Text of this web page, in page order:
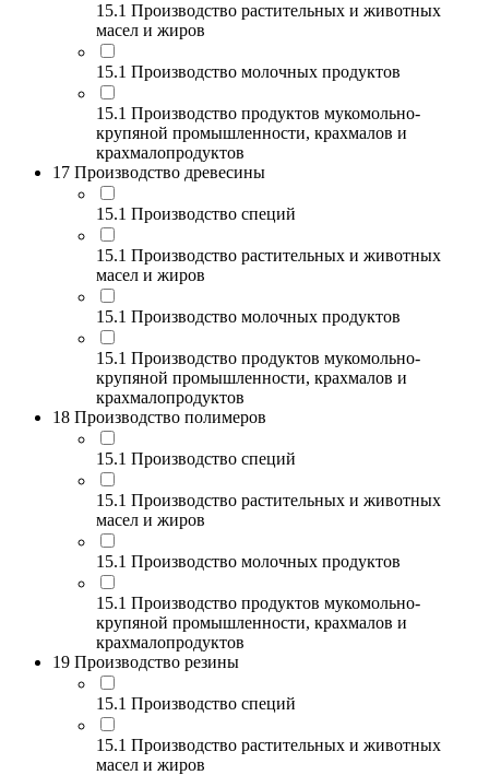
15.1 Производство растительных и животных
масел и жиров
15.1 Производство молочных продуктов
15.1 Производство продуктов мукомольно-
крупяной промышленности, крахмалов и
крахмалопродуктов
17 Производство древесины
15.1 Производство специй
15.1 Производство растительных и животных
масел и жиров
15.1 Производство молочных продуктов
15.1 Производство продуктов мукомольно-
крупяной промышленности, крахмалов и
крахмалопродуктов
18 Производство полимеров
15.1 Производство специй
15.1 Производство растительных и животных
масел и жиров
15.1 Производство молочных продуктов
15.1 Производство продуктов мукомольно-
крупяной промышленности, крахмалов и
крахмалопродуктов
19 Производство резины
15.1 Производство специй
15.1 Производство растительных и животных
масел и жиров